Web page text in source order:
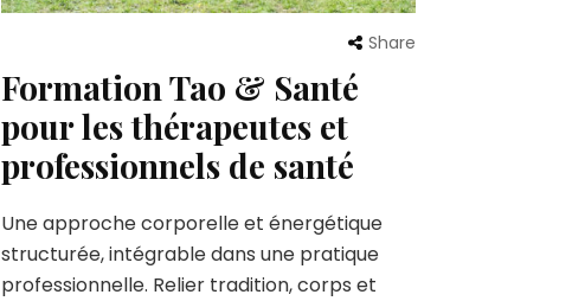
Share
Formation Tao & Santé
pour les thérapeutes et
professionnels de santé
Une approche corporelle et énergétique
structurée, intégrable dans une pratique
professionnelle. Relier tradition, corps et